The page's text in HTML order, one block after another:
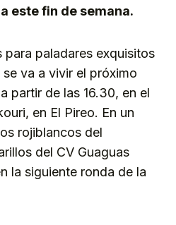
este fin de semana.
paladares exquisitos
va a vivir el próximo
partir de las 16.30, en el
en El Pireo. En un
rojiblancos del
del CV Guaguas
la siguiente ronda de la